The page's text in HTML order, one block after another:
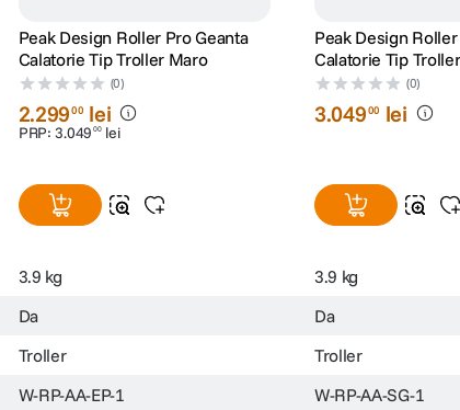
Peak Design Roller Pro Geanta
Calatorie Tip Troller Maro
(0)
2.29900 lei
PRP: 3.049 00 lei
Peak Design
Calatorie Tip
(0)
3.04900 lei
3.9 kg 3.9 kg
Da Da
Troller Troller
W-RP-AA-EP-1 W-RP-AA-SG-1